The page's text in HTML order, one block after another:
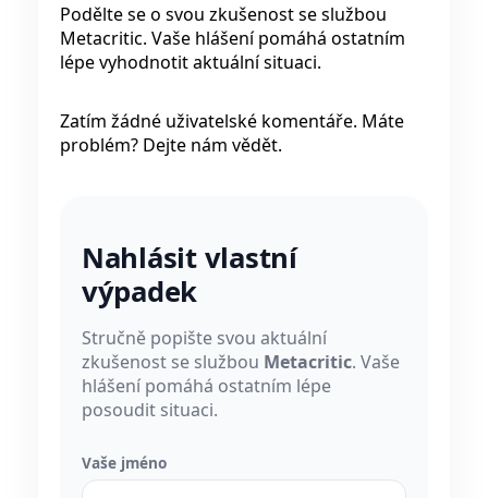
Podělte se o svou zkušenost se službou
Metacritic. Vaše hlášení pomáhá ostatním
lépe vyhodnotit aktuální situaci.
Zatím žádné uživatelské komentáře. Máte
problém? Dejte nám vědět.
Nahlásit vlastní
výpadek
Stručně popište svou aktuální
zkušenost se službou Metacritic. Vaše
hlášení pomáhá ostatním lépe
posoudit situaci.
Vaše jméno